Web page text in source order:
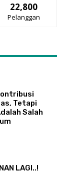
22,800
Pelanggan
Tetapi
Salah
LAGI..!